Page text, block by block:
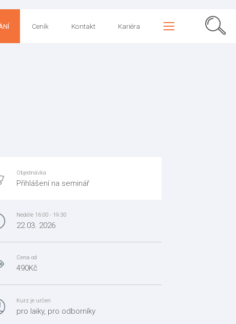
Ceník Kontakt Kariéra
Objednávka
Přihlášení na seminář
Neděle 16:00 - 19:30
22.03. 2026
Cena od
490Kč
Kurz je určen
pro laiky, pro odborníky